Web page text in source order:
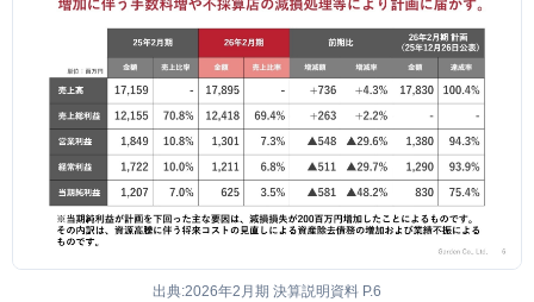
出典:2026年2月期 決算説明資料 P.6